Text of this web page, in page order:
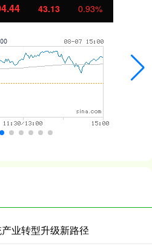
11.37 1.01%
业转型升级新路径